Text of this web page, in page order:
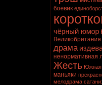
боевик
чёрный юмор
Великобритания
драма
ненормативная
Жесть Южная
маньяки
мелодрама